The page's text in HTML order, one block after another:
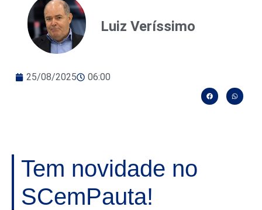
Luiz Veríssimo
25/08/2025 06:00
Tem novidade no
SCemPauta!